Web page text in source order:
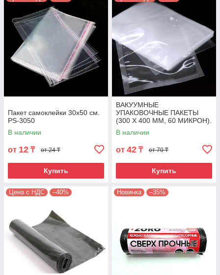
Пакет самоклейки 30х50 см.
PS-3050
В наличии
от 12 ₸ от 24 ₸
Купить
ВАКУУМНЫЕ
УПАКОВОЧНЫЕ ПАКЕТЫ
(300 X 400 MM, 60 МИКРОН).
VPK-3040M60
В наличии
от 42 ₸ от 70 ₸
Купить
Цена с НДС –40% Новинка –35%